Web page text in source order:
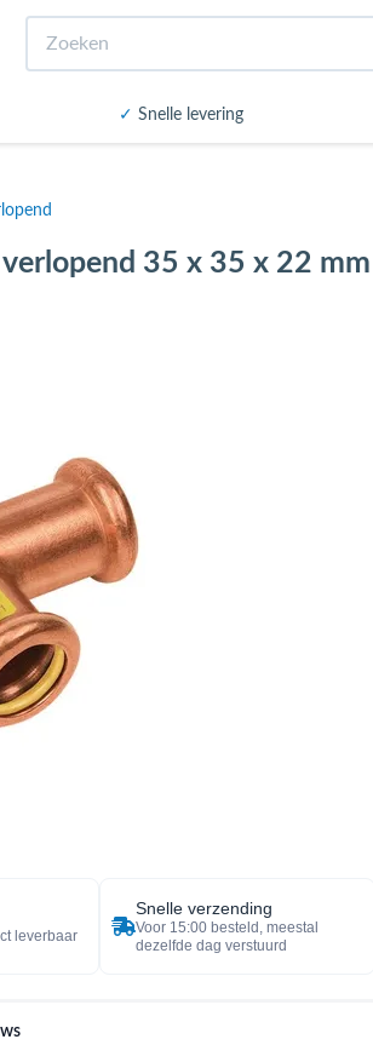
✓ Snelle levering
35 x 35 x 22 mm
leverbaar
Snelle verzending
Voor 15:00 besteld, meestal
dezelfde dag verstuurd